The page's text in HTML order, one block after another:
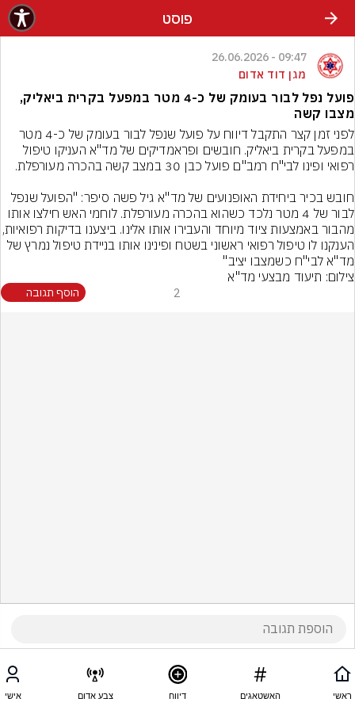
פוסט
09:47 - 26.06.2026
מגן דוד אדום
פועל נפל לבור בעומק של כ-4 מטר במפעל בקרית ביאליק,
מצבו קשה
לפני זמן קצר התקבל דיווח על פועל שנפל לבור בעומק של כ-4 מטר
במפעל בקרית ביאליק. חובשים ופראמדיקים של מד"א העניקו טיפול
מד"א לבי"ח כשמצבו יציב"
צילום: תיעוד מבצעי מד"א
2 הוסף תגובה
ראשי האשטאגים דיווח צבע אדום אישי